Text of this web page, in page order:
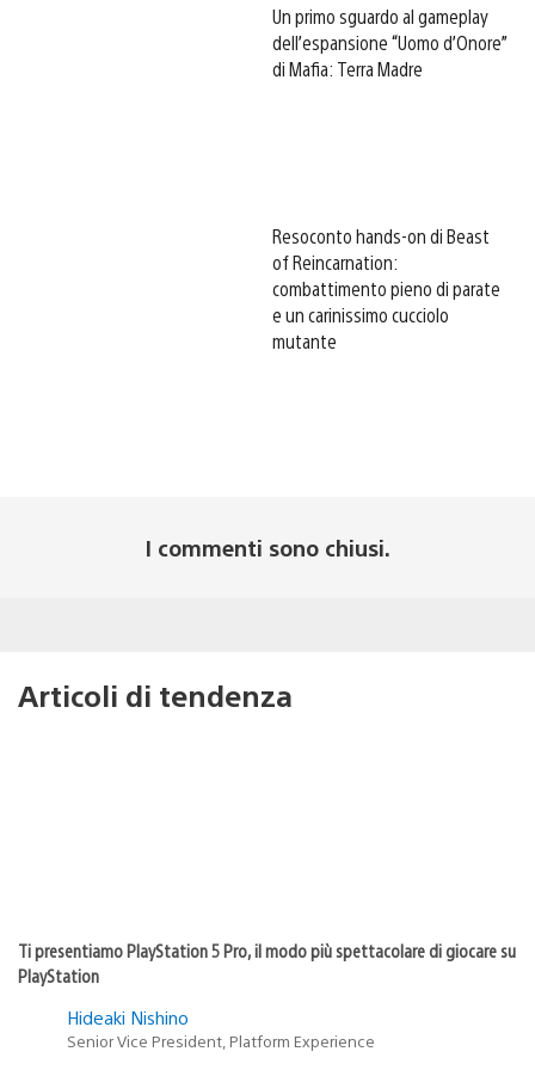
Un primo sguardo al gameplay
dell’espansione “Uomo d’Onore”
di Mafia: Terra Madre
Resoconto hands-on di Beast
of Reincarnation:
combattimento pieno di parate
e un carinissimo cucciolo
mutante
I commenti sono chiusi.
Articoli di tendenza
Ti presentiamo PlayStation 5 Pro, il modo più spettacolare di giocare su
PlayStation
Hideaki Nishino
Senior Vice President, Platform Experience